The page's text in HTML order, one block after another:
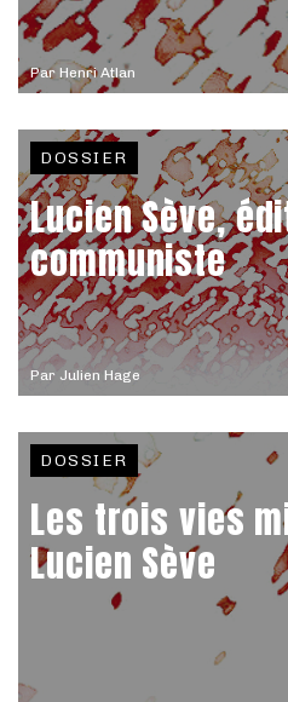
Par Henri Atlan
Par Julien Hage
DOSSIER
Lucien Sève,
communiste
DOSSIER
Les trois vies
Lucien Sève